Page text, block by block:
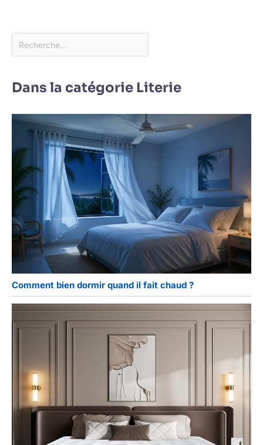
Dans la catégorie Literie
Comment bien dormir quand il fait chaud ?